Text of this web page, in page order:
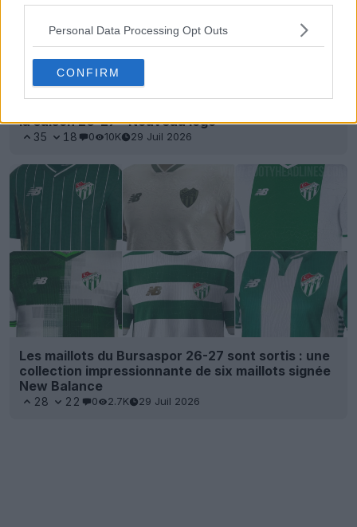
Personal Data Processing Opt Outs
CONFIRM
la saison 26-27 - Nouveau logo
35 18 0 10K 29 Juil 2026
Les maillots du Bursaspor 26-27 sont sortis : une
collection impressionnante de six maillots signée
New Balance
28 22 0 2.7K 29 Juil 2026